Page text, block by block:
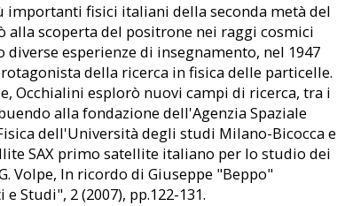
importanti fisici italiani della seconda metà del
alla scoperta del positrone nei raggi cosmici
esperienze di insegnamento, nel 1947
della ricerca in fisica delle particelle.
Occhialini esplorò nuovi campi di ricerca, tra i
alla fondazione dell'Agenzia Spaziale
dell'Università degli studi Milano-Bicocca e
SAX primo satellite italiano per lo studio dei
Volpe, In ricordo di Giuseppe "Beppo"
Studi", 2 (2007), pp.122-131.